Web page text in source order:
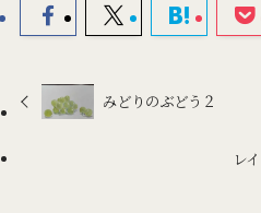
みどりのぶどう２
レ